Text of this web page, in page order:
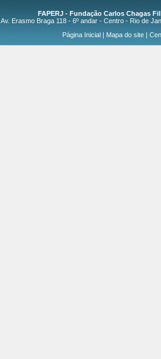
FAPERJ - Fundação Carlos Chagas
Av. Erasmo Braga 118 - 6º andar - Centro - Rio de
Página Inicial| Mapa do site|